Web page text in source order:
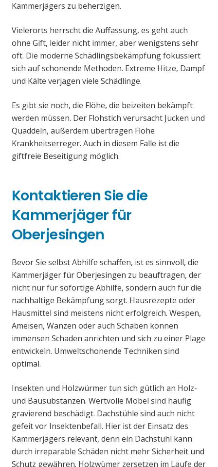
Kammerjägers zu beherzigen.
Vielerorts herrscht die Auffassung, es geht auch
ohne Gift, leider nicht immer, aber wenigstens sehr
oft. Die moderne Schädlingsbekämpfung fokussiert
sich auf schonende Methoden. Extreme Hitze, Dampf
und Kälte verjagen viele Schädlinge.
Es gibt sie noch, die Flöhe, die beizeiten bekämpft
werden müssen. Der Flohstich verursacht Jucken und
Quaddeln, außerdem übertragen Flöhe
Krankheitserreger. Auch in diesem Falle ist die
giftfreie Beseitigung möglich.
Kontaktieren Sie die
Kammerjäger für
Oberjesingen
Bevor Sie selbst Abhilfe schaffen, ist es sinnvoll, die
Kammerjäger für Oberjesingen zu beauftragen, der
nicht nur für sofortige Abhilfe, sondern auch für die
nachhaltige Bekämpfung sorgt. Hausrezepte oder
Hausmittel sind meistens nicht erfolgreich. Wespen,
Ameisen, Wanzen oder auch Schaben können
immensen Schaden anrichten und sich zu einer Plage
entwickeln. Umweltschonende Techniken sind
optimal.
Insekten und Holzwürmer tun sich gütlich an Holz-
und Bausubstanzen. Wertvolle Möbel sind häufig
gravierend beschädigt. Dachstühle sind auch nicht
gefeit vor Insektenbefall. Hier ist der Einsatz des
Kammerjägers relevant, denn ein Dachstuhl kann
durch irreparable Schäden nicht mehr Sicherheit und
Schutz gewähren. Holzwümer zersetzen im Laufe der